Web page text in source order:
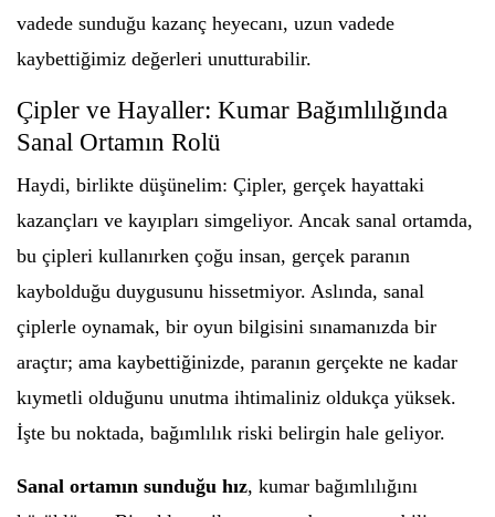
vadede sunduğu kazanç heyecanı, uzun vadede
kaybettiğimiz değerleri unutturabilir.
Çipler ve Hayaller: Kumar Bağımlılığında
Sanal Ortamın Rolü
Haydi, birlikte düşünelim: Çipler, gerçek hayattaki
kazançları ve kayıpları simgeliyor. Ancak sanal ortamda,
bu çipleri kullanırken çoğu insan, gerçek paranın
kaybolduğu duygusunu hissetmiyor. Aslında, sanal
çiplerle oynamak, bir oyun bilgisini sınamanızda bir
araçtır; ama kaybettiğinizde, paranın gerçekte ne kadar
kıymetli olduğunu unutma ihtimaliniz oldukça yüksek.
İşte bu noktada, bağımlılık riski belirgin hale geliyor.
Sanal ortamın sunduğu hız, kumar bağımlılığını